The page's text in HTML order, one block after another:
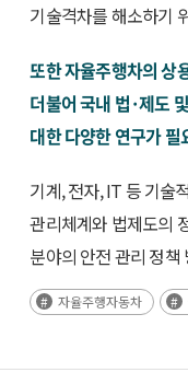
기술격차를 해소하기
또한 자율주행차의 상
더불어 국내 법·제도
대한 다양한 연구가 필
기계, 전자, IT 등 기술
관리체계와 법제도의
분야의 안전 관리 정
자율주행자동차